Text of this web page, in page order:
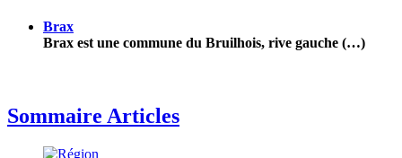
Brax
Brax est une commune du Bruilhois, rive gauche (…)
Sommaire Articles